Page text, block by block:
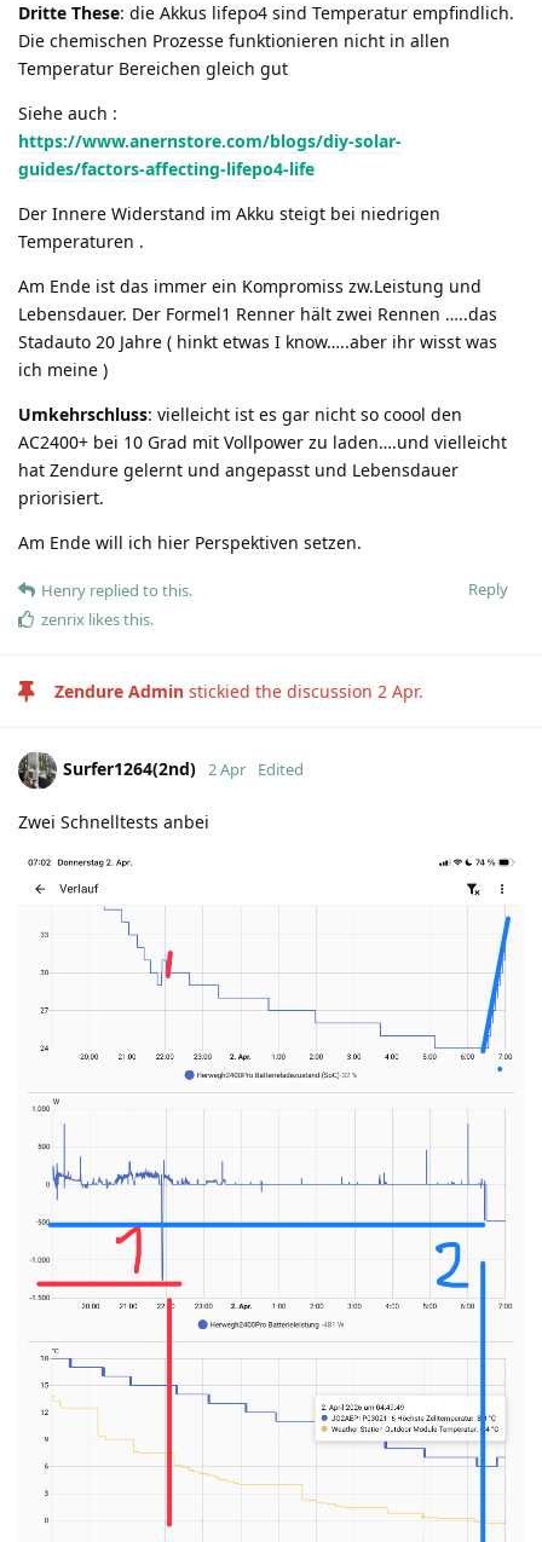
Dritte These: die Akkus lifepo4 sind Temperatur empfindlich.
Die chemischen Prozesse funktionieren nicht in allen
Temperatur Bereichen gleich gut
Siehe auch :
https://www.anernstore.com/blogs/diy-solar-
guides/factors-affecting-lifepo4-life
Der Innere Widerstand im Akku steigt bei niedrigen
Temperaturen .
Am Ende ist das immer ein Kompromiss zw.Leistung und
Lebensdauer. Der Formel1 Renner hält zwei Rennen …..das
Stadauto 20 Jahre ( hinkt etwas I know…..aber ihr wisst was
ich meine )
Umkehrschluss: vielleicht ist es gar nicht so coool den
AC2400+ bei 10 Grad mit Vollpower zu laden….und vielleicht
hat Zendure gelernt und angepasst und Lebensdauer
priorisiert.
Am Ende will ich hier Perspektiven setzen.
Reply
Henry replied to this.
zenrix likes this.
Zendure Admin stickied the discussion 2 Apr.
Surfer1264(2nd) 2 Apr Edited
Zwei Schnelltests anbei